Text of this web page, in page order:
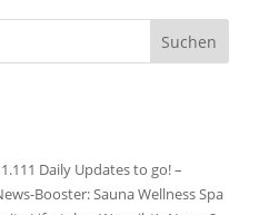
Daily Updates to go! –
Booster: Sauna Wellness Spa